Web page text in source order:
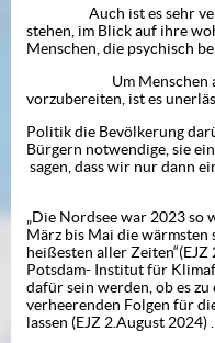
Auch ist es sehr
stehen, im Blick auf ihre
Menschen, die psychisch
Um Menschen auf
vorzubereiten, ist es
Politik die Bevölkerung
Bürgern notwendige, sie
sagen, dass wir nur dann
Es gibt wahrlich
„Die Nordsee war 2023 so
März bis Mai die wärmsten
heißesten aller
Potsdam- Institut für
dafür sein werden, ob es
verheerenden Folgen für
lassen (EJZ 2.August 2024)